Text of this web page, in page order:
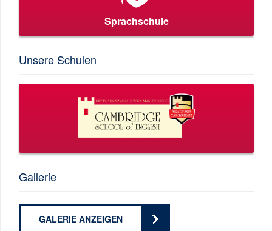
Sprachschule
Unsere Schulen
Gallerie
GALERIE ANZEIGEN